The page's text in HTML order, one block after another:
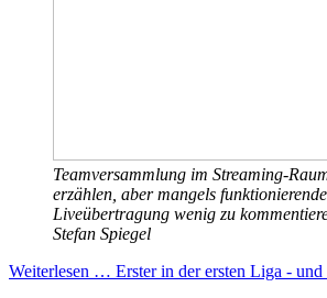
Teamversammlung im Streaming-
erzählen, aber mangels
Liveübertragung wenig zu
Stefan Spiegel
Weiterlesen … Erster in der ersten Liga -